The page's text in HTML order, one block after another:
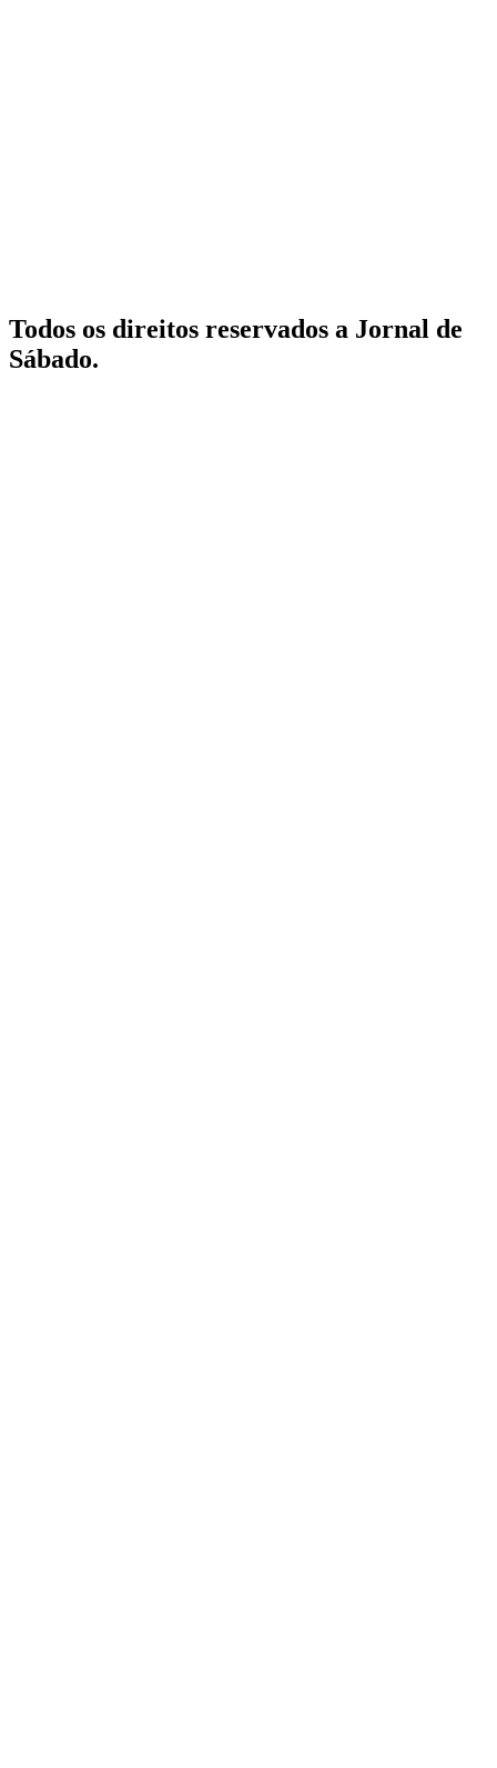
Todos os direitos reservados a Jornal de
Sábado.